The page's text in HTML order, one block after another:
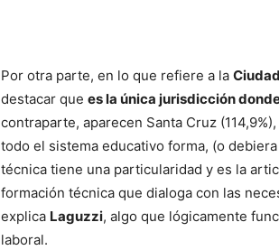
Por otra parte, en lo que refiere a la Ciudad
destacar que es la única jurisdicción
contraparte, aparecen Santa Cruz
todo el sistema educativo forma, (o
técnica tiene una particularidad y es la
formación técnica que dialoga con las
explica Laguzzi, algo que lógicamente
laboral.